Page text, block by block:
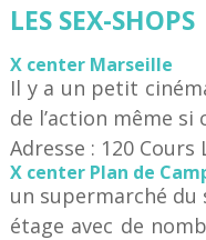
LES SEX-SHOPS
X center Marseille
Il y a un petit
de l’action même si
Adresse : 120 Cours
X center Plan de
un supermarché du
étage avec de